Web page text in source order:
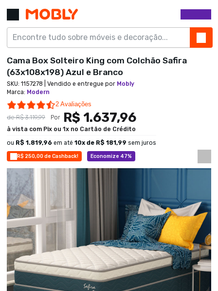
R$ 250,00 de Cashback! Economize 47%
Cama Box Solteiro King com Colchão Safira
(63x108x198) Azul e Branco
SKU: 1157278 | Vendido e entregue por Mobly
Marca: Modern
4.5 star rating
2 Avaliações
deR$ 3.119,99 Por R$ 1.637,96
à vista com Pix ou 1x no Cartão de Crédito
ou R$ 1.819,96 em até 10x de R$ 181,99 sem juros